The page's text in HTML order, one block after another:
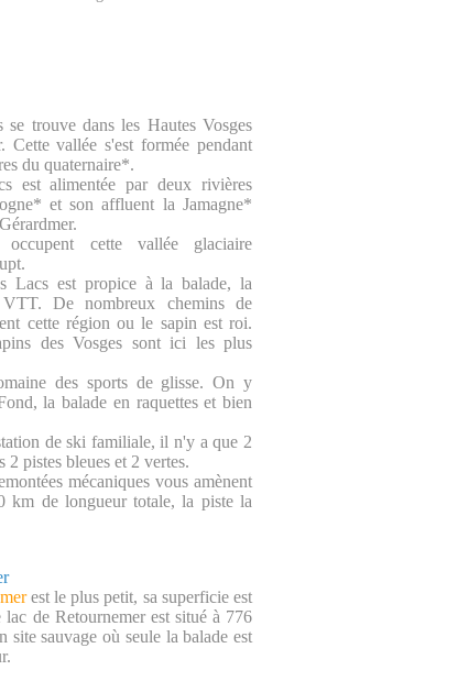
trouve dans les Hautes Vosges
Cette vallée s'est formée pendant
du quaternaire*.
est alimentée par deux rivières
et son affluent la Jamagne*
occupent cette vallée glaciaire
Lacs est propice à la balade, la
De nombreux chemins de
cette région ou le sapin est roi.
des Vosges sont ici les plus
des sports de glisse. On y
la balade en raquettes et bien
de ski familiale, il n'y a que 2
2 pistes bleues et 2 vertes.
mécaniques vous amènent
km de longueur totale, la piste la
est le plus petit, sa superficie est
lac de Retournemer est situé à 776
site sauvage où seule la balade est